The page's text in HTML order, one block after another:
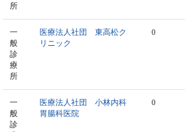
所
一
般
診
療
所
医療法人社団 東高松ク
リニック
0
一
般
診
医療法人社団 小林内科
胃腸科医院
0